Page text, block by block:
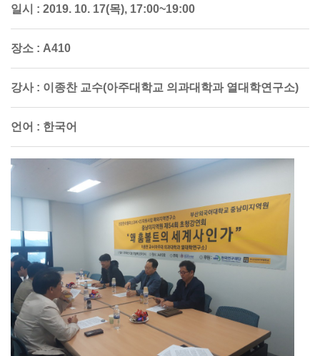
일시 : 2019. 10. 17(목), 17:00~19:00
장소 : A410
강사 : 이종찬 교수(아주대학교 의과대학과 열대학연구소)
언어 : 한국어